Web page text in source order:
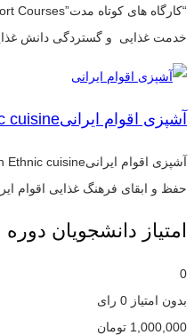
خدمت غذایی و گستردگی دانش
آشپزی اقوام ایرانیPersian Ethnic cuisine
حفظ و ابقای فرهنگ غذایی اقوام
امتیاز دانشجویان دوره
0
بدون امتیاز 0 رای
1,000,000 تومان